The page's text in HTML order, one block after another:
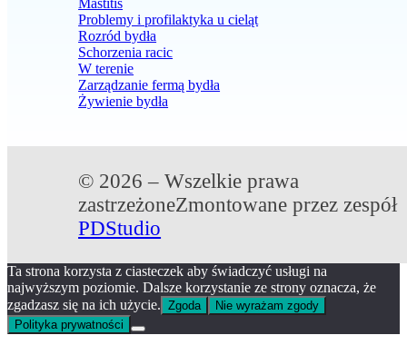
Mastitis
Problemy i profilaktyka u cieląt
Rozród bydła
Schorzenia racic
W terenie
Zarządzanie fermą bydła
Żywienie bydła
© 2026 – Wszelkie prawa
zastrzeżoneZmontowane przez zespół
PDStudio
Ta strona korzysta z ciasteczek aby świadczyć usługi na
najwyższym poziomie. Dalsze korzystanie ze strony oznacza, że
zgadzasz się na ich użycie. Zgoda
Nie wyrażam zgody
Polityka prywatności